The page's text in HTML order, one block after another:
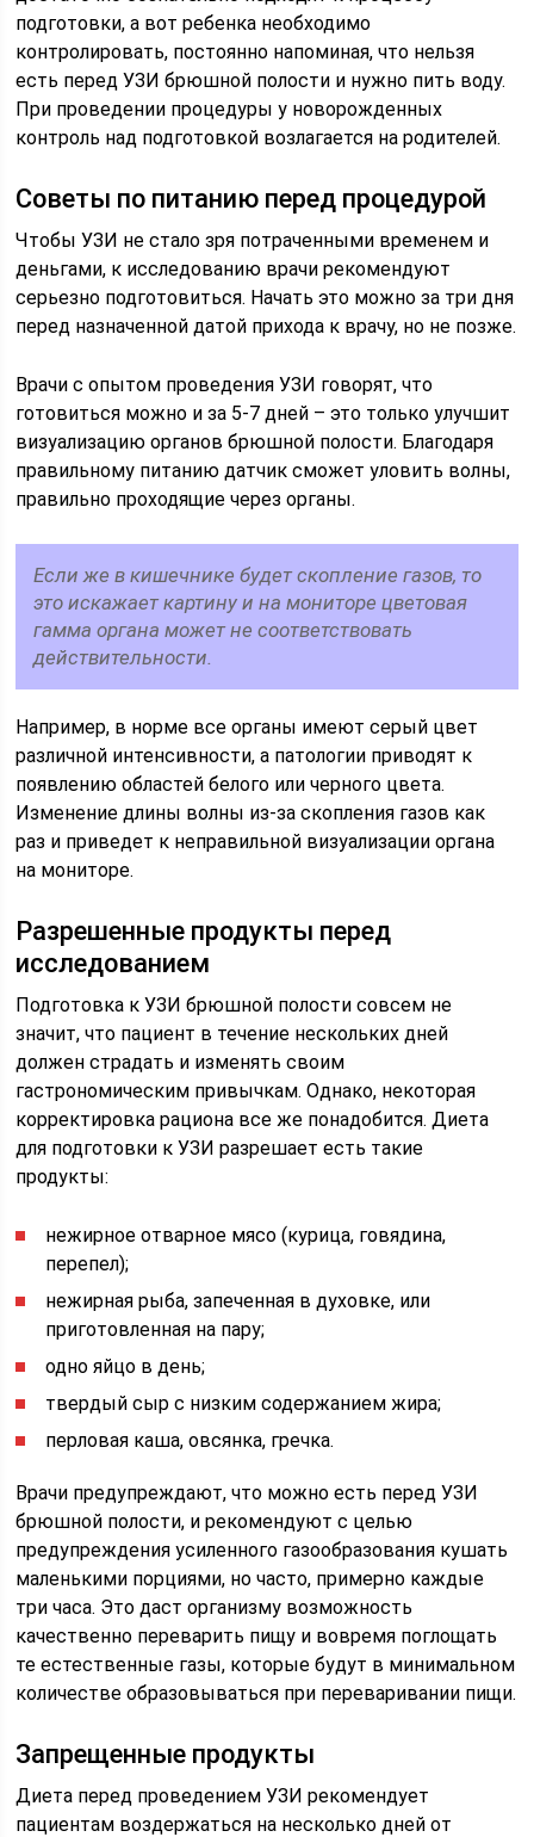
подготовки, а вот ребенка необходимо
контролировать, постоянно напоминая, что нельзя
есть перед УЗИ брюшной полости и нужно пить воду.
При проведении процедуры у новорожденных
контроль над подготовкой возлагается на родителей.
Советы по питанию перед процедурой
Чтобы УЗИ не стало зря потраченными временем и
деньгами, к исследованию врачи рекомендуют
серьезно подготовиться. Начать это можно за три дня
перед назначенной датой прихода к врачу, но не позже.
Врачи с опытом проведения УЗИ говорят, что
готовиться можно и за 5-7 дней – это только улучшит
визуализацию органов брюшной полости. Благодаря
правильному питанию датчик сможет уловить волны,
правильно проходящие через органы.
Если же в кишечнике будет скопление газов, то
это искажает картину и на мониторе цветовая
гамма органа может не соответствовать
действительности.
Например, в норме все органы имеют серый цвет
различной интенсивности, а патологии приводят к
появлению областей белого или черного цвета.
Изменение длины волны из-за скопления газов как
раз и приведет к неправильной визуализации органа
на мониторе.
Разрешенные продукты перед
исследованием
Подготовка к УЗИ брюшной полости совсем не
значит, что пациент в течение нескольких дней
должен страдать и изменять своим
гастрономическим привычкам. Однако, некоторая
корректировка рациона все же понадобится. Диета
для подготовки к УЗИ разрешает есть такие
продукты:
нежирное отварное мясо (курица, говядина,
перепел);
нежирная рыба, запеченная в духовке, или
приготовленная на пару;
одно яйцо в день;
твердый сыр с низким содержанием жира;
перловая каша, овсянка, гречка.
Врачи предупреждают, что можно есть перед УЗИ
брюшной полости, и рекомендуют с целью
предупреждения усиленного газообразования кушать
маленькими порциями, но часто, примерно каждые
три часа. Это даст организму возможность
качественно переварить пищу и вовремя поглощать
те естественные газы, которые будут в минимальном
количестве образовываться при переваривании пищи.
Запрещенные продукты
Диета перед проведением УЗИ рекомендует
пациентам воздержаться на несколько дней от